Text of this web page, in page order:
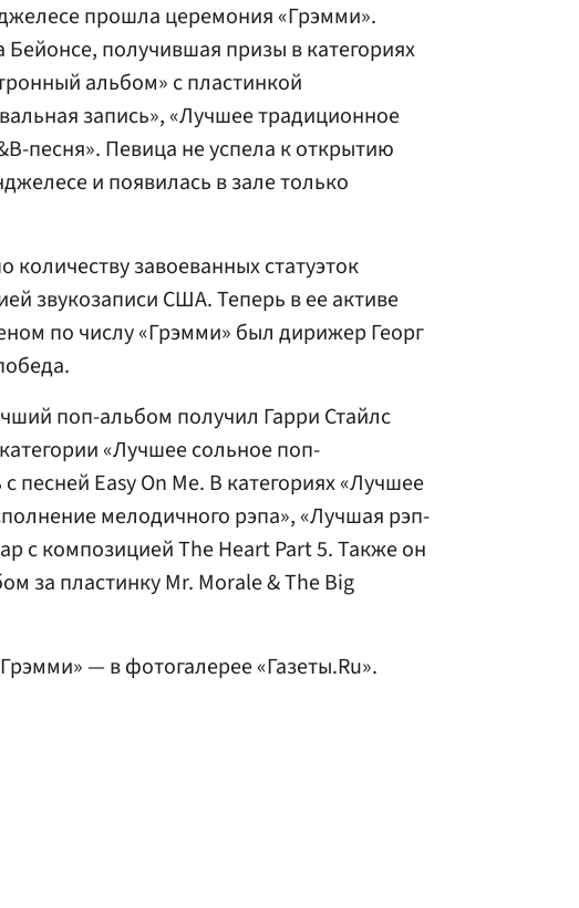
прошла церемония «Грэмми».
Бейонсе, получившая призы в категориях
альбом» с пластинкой
запись», «Лучшее традиционное
песня». Певица не успела к открытию
и появилась в зале только
количеству завоеванных статуэток
звукозаписи США. Теперь в ее активе
по числу «Грэмми» был дирижер Георг
поп-альбом получил Гарри Стайлс
«Лучшее сольное поп-
песней Easy On Me. В категориях «Лучшее
мелодичного рэпа», «Лучшая рэп-
с композицией The Heart Part 5. Также он
за пластинку Mr. Morale & The Big
— в фотогалерее «Газеты.Ru».